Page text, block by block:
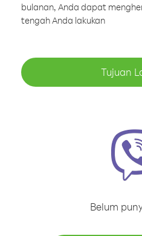
bulanan, Anda dapat
tengah Anda lakukan
Tujuan
Belum